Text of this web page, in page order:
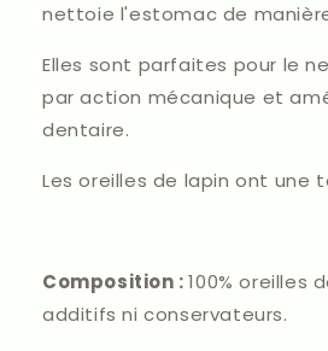
nettoie l'estomac de
Elles sont parfaites pour le
par action mécanique et
dentaire.
Les oreilles de lapin ont une
Composition : 100% oreilles
additifs ni conservateurs.